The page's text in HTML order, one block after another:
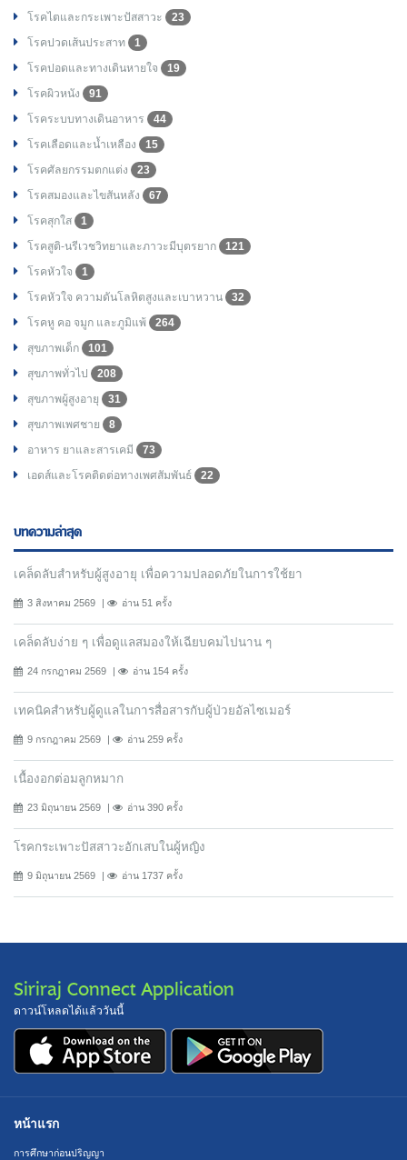
โรคไตและกระเพาะปัสสาวะ
23
โรคปวดเส้นประสาท
1
โรคปอดและทางเดินหายใจ
19
โรคผิวหนัง
91
โรคระบบทางเดินอาหาร
44
โรคเลือดและน้ำเหลือง
15
โรคศัลยกรรมตกแต่ง
23
โรคสมองและไขสันหลัง
67
โรคสุกใส
1
โรคสูติ-นรีเวชวิทยาและภาวะมีบุตรยาก
121
โรคหัวใจ
1
โรคหัวใจ ความดันโลหิตสูงและเบาหวาน
32
โรคหู คอ จมูก และภูมิแพ้
264
สุขภาพเด็ก
101
สุขภาพทั่วไป
208
สุขภาพผู้สูงอายุ
31
สุขภาพเพศชาย
8
อาหาร ยาและสารเคมี
73
เอดส์และโรคติดต่อทางเพศสัมพันธ์
22
บทความล่าสุด
เคล็ดลับสำหรับผู้สูงอายุ เพื่อความปลอดภัยในการใช้ยา
3 สิงหาคม 2569 อ่าน 51 ครั้ง
เคล็ดลับง่าย ๆ เพื่อดูแลสมองให้เฉียบคมไปนาน ๆ
24 กรกฎาคม 2569 อ่าน 154 ครั้ง
เทคนิคสำหรับผู้ดูแลในการสื่อสารกับผู้ป่วยอัลไซเมอร์
9 กรกฎาคม 2569 อ่าน 259 ครั้ง
เนื้องอกต่อมลูกหมาก
23 มิถุนายน 2569 อ่าน 390 ครั้ง
โรคกระเพาะปัสสาวะอักเสบในผู้หญิง
9 มิถุนายน 2569 อ่าน 1737 ครั้ง
Siriraj Connect Application
ดาวน์โหลดได้แล้ววันนี้
หน้าแรก
การศึกษาก่อนปริญญา